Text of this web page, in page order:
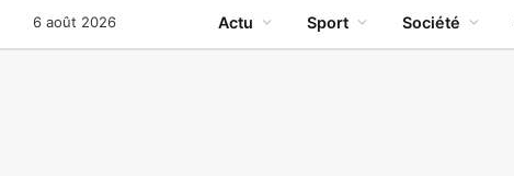
6 août 2026 Actu Sport Société